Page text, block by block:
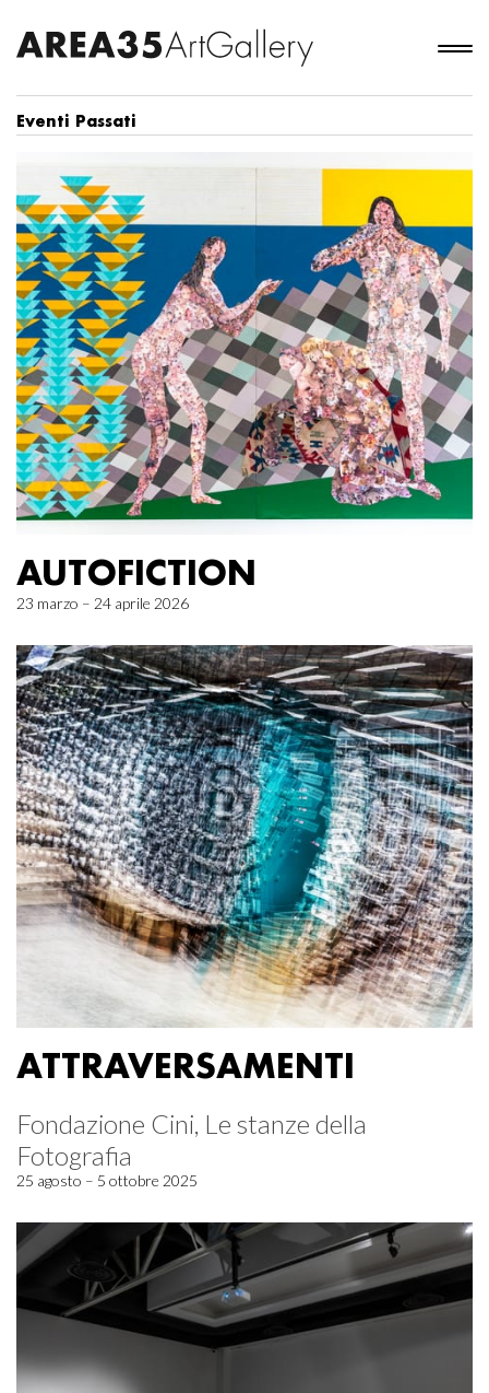
Eventi Passati
AUTOFICTION
23 marzo – 24 aprile 2026
ATTRAVERSAMENTI
Fondazione Cini, Le stanze della
Fotografia
25 agosto – 5 ottobre 2025